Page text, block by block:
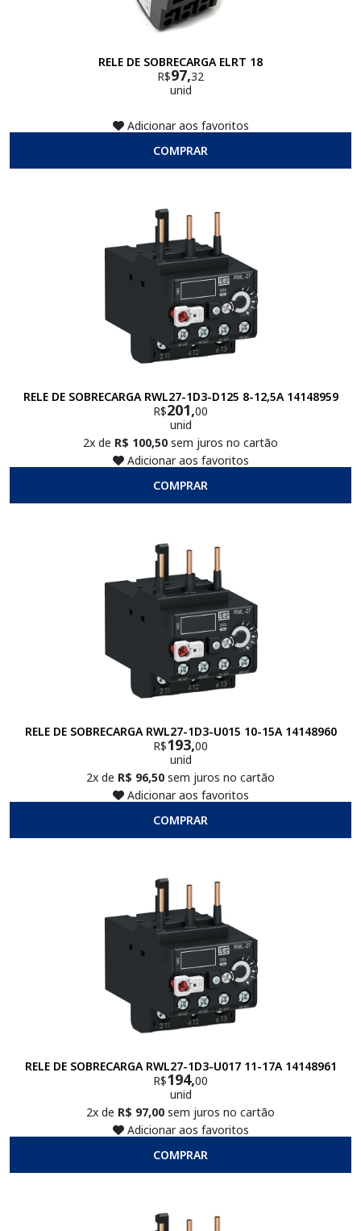
RELE DE SOBRECARGA ELRT 18
R$97,32
unid
Adicionar aos favoritos
COMPRAR
RELE DE SOBRECARGA RWL27-1D3-D125 8-12,5A 14148959
R$201,00
unid
2x de R$ 100,50 sem juros no cartão
Adicionar aos favoritos
COMPRAR
RELE DE SOBRECARGA RWL27-1D3-U015 10-15A 14148960
R$193,00
unid
2x de R$ 96,50 sem juros no cartão
Adicionar aos favoritos
COMPRAR
RELE DE SOBRECARGA RWL27-1D3-U017 11-17A 14148961
R$194,00
unid
2x de R$ 97,00 sem juros no cartão
Adicionar aos favoritos
COMPRAR